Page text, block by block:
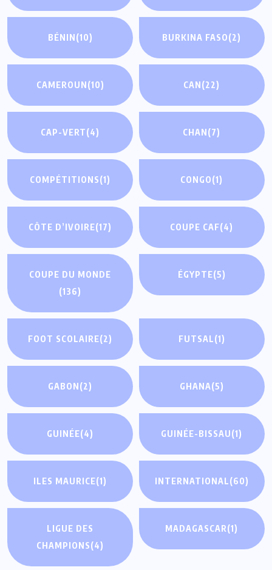
BÉNIN(10) BURKINA FASO(2)
CAMEROUN(10) CAN(22)
CAP-VERT(4) CHAN(7)
COMPÉTITIONS(1) CONGO(1)
CÔTE D’IVOIRE(17) COUPE CAF(4)
COUPE DU MONDE
(136)
ÉGYPTE(5)
FOOT SCOLAIRE(2) FUTSAL(1)
GABON(2) GHANA(5)
GUINÉE(4) GUINÉE-BISSAU(1)
ILES MAURICE(1) INTERNATIONAL(60)
LIGUE DES
CHAMPIONS(4)
MADAGASCAR(1)